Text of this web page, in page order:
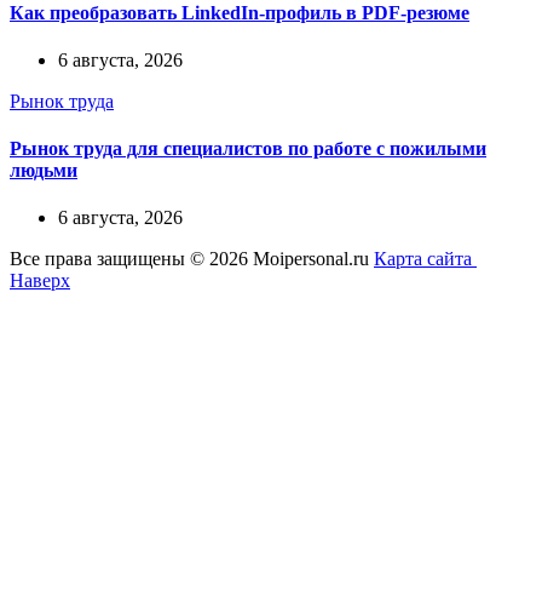
Как преобразовать LinkedIn-профиль в PDF-резюме
6 августа, 2026
Рынок труда
Рынок труда для специалистов по работе с пожилыми
людьми
6 августа, 2026
Все права защищены © 2026 Moipersonal.ru Карта сайта
Наверх